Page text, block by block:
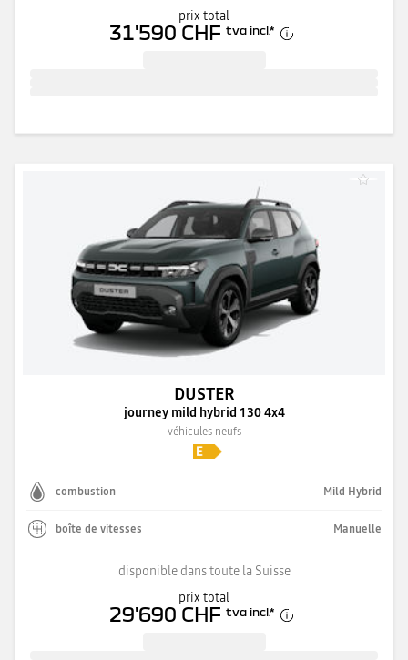
prix total
31'590 CHF tva incl.*
DUSTER
journey mild hybrid 130 4x4
véhicules neufs
combustion Mild Hybrid
boîte de vitesses Manuelle
disponible dans toute la Suisse
prix total
29'690 CHF tva incl.*